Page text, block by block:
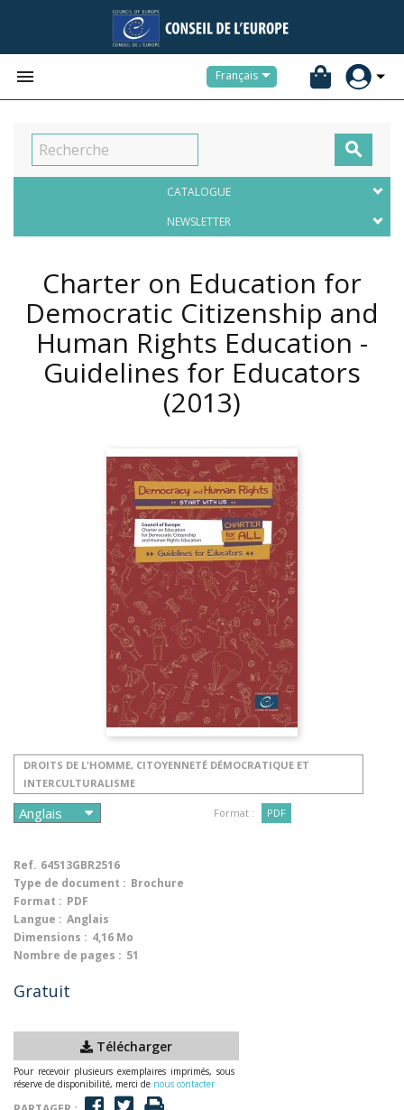
 Français

CATALOGUE
NEWSLETTER
Charter on Education for
Democratic Citizenship and
Human Rights Education -
Guidelines for Educators
(2013)
DROITS DE L'HOMME, CITOYENNETÉ DÉMOCRATIQUE ET
INTERCULTURALISME
Format : PDF
Ref. 64513GBR2516
Type de document : Brochure
Format : PDF
Langue : Anglais
Dimensions : 4,16 Mo
Nombre de pages : 51
Gratuit
Télécharger
Pour recevoir plusieurs exemplaires imprimés, sous
réserve de disponibilité, merci de nous contacter